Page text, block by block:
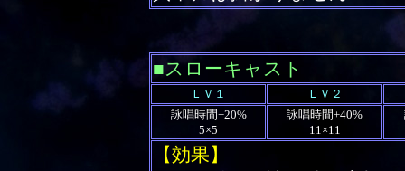
■スローキャスト
ＬＶ１
ＬＶ２
詠唱時間+20%
5×5
詠唱時間+40%
11×11
【効果】